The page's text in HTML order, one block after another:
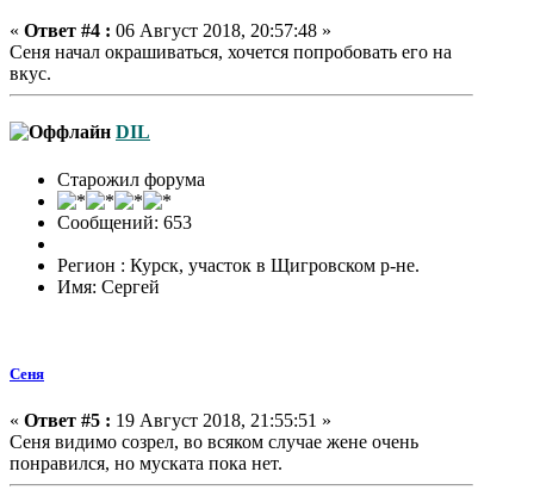
« Ответ #4 : 06 Август 2018, 20:57:48 »
Сеня начал окрашиваться, хочется попробовать его на
вкус.
DIL
Старожил форума
Сообщений: 653
Регион : Курск, участок в Щигровском р-не.
Имя: Сергей
Сеня
« Ответ #5 : 19 Август 2018, 21:55:51 »
Сеня видимо созрел, во всяком случае жене очень
понравился, но муската пока нет.